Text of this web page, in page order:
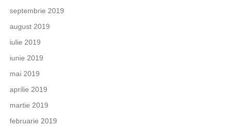
septembrie 2019
august 2019
iulie 2019
iunie 2019
mai 2019
aprilie 2019
martie 2019
februarie 2019